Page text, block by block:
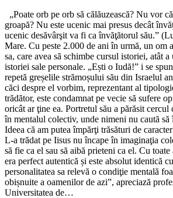
„Poate orb pe orb să călăuzească? Nu vor
groapă? Nu este ucenic mai presus decât
ucenic desăvârşit va fi ca învăţătorul său.”
Mare. Cu peste 2.000 de ani în urmă, un om
sa, care avea să schimbe cursul istoriei, atât
istoriei sale personale. „Ești o Iudă!” i se
repetă greșelile strămoșului său din Israelul
căci despre el vorbim, reprezentant al
trădător, este condamnat pe vecie să sufere
oricât ar ţine ea. Portretul său a părăsit
în mentalul colectiv, unde nimeni nu caută să
Ideea că am putea împărţi trăsături de
L-a trădat pe Iisus nu încape în imaginaţia
să fie ca el sau să aibă prieteni ca el. Cu toate
era perfect autentică și este absolut identică
personalitatea sa relevă o condiţie mentală
obișnuite a oamenilor de azi”, apreciază
Universitatea de…